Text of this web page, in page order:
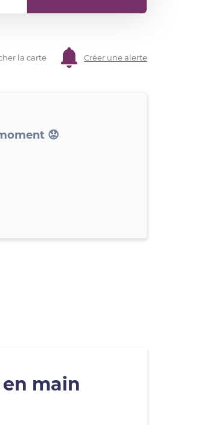
la carte Créer une alerte
😟
main